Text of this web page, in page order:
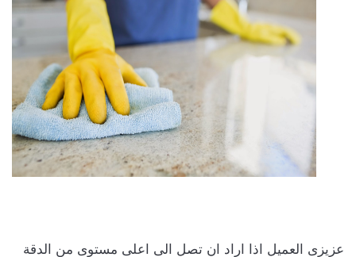
عزيزى العميل اذا اراد ان تصل الى اعلى مستوى من الدقة